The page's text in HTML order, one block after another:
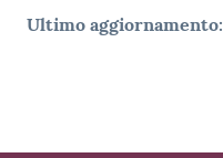
Ultimo aggiornamento: